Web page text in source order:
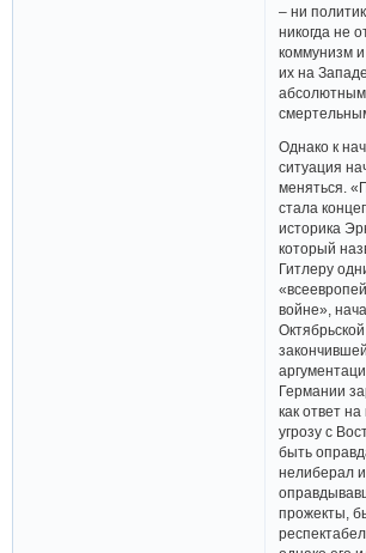
– ни
никогда не
коммунизм
их на
Однако к
ситуация
меняться.
стала
историка
который
Гитлеру
войне»,
Германии
как ответ
угрозу с
быть
нелиберал
прожекты,